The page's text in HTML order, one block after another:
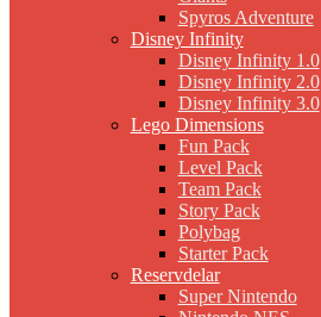
Spyros Adventure
Disney Infinity
Disney Infinity 1.0
Disney Infinity 2.0
Disney Infinity 3.0
Lego Dimensions
Fun Pack
Level Pack
Team Pack
Story Pack
Polybag
Starter Pack
Reservdelar
Super Nintendo